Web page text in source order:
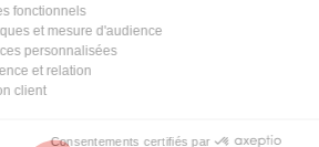
Cookies fonctionnels
Statistiques et mesure d'audience
Annonces personnalisées
Expérience et relation
Relation client
Consentements certifiés par